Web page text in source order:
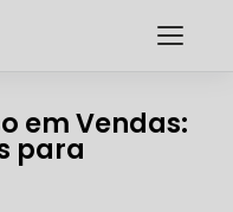
em Vendas: Estratégias
em Vendas:
para